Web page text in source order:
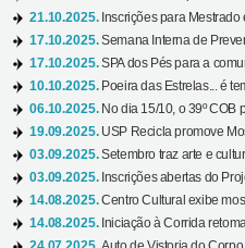
21.10.2025. Inscrições para
17.10.2025.Semana Interna de
17.10.2025.SPA dos Pés para a
10.10.2025. Poeira das Estrelas... é
06.10.2025. No dia 15/10, o 39º COB
19.09.2025. USP Recicla promove
03.09.2025.Setembro traz arte e
03.09.2025. Inscrições abertas do
14.08.2025.Centro Cultural exibe
14.08.2025. Iniciação à Corrida